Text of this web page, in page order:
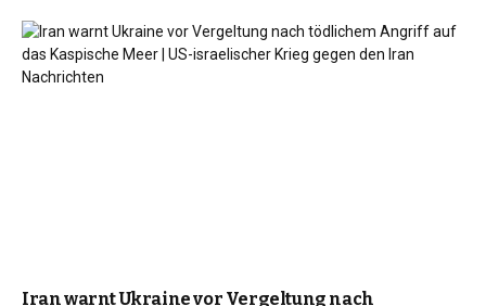
Iran warnt Ukraine vor Vergeltung nach